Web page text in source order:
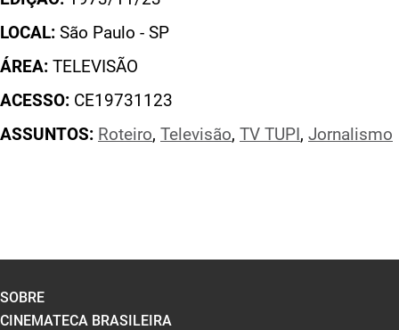
LOCAL: São Paulo - SP
ÁREA: TELEVISÃO
ACESSO: CE19731123
ASSUNTOS: Roteiro, Televisão, TV TUPI , Jornalismo
SOBRE
CINEMATECA BRASILEIRA